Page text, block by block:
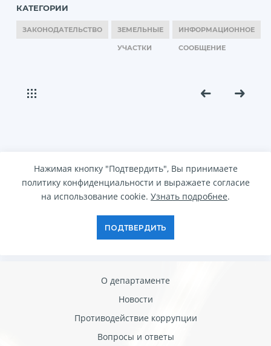
КАТЕГОРИИ
ЗАКОНОДАТЕЛЬСТВО ЗЕМЕЛЬНЫЕ
УЧАСТКИ
ИНФОРМАЦИОННОЕ
СООБЩЕНИЕ
Нажимая кнопку "Подтвердить", Вы принимаете
политику конфиденциальности и выражаете согласие
на использование cookie. Узнать подробнее.
ПОДТВЕРДИТЬ
О департаменте
Новости
Противодействие коррупции
Вопросы и ответы